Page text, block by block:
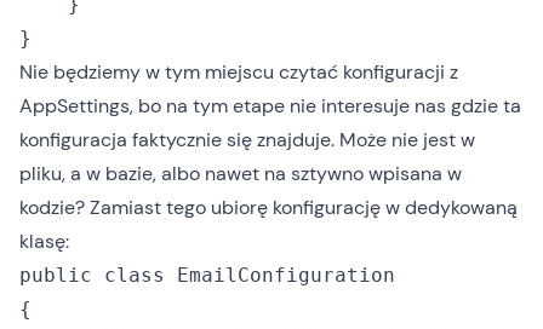
Nie będziemy w tym miejscu czytać konfiguracji z
AppSettings, bo na tym etape nie interesuje nas gdzie ta
konfiguracja faktycznie się znajduje. Może nie jest w
pliku, a w bazie, albo nawet na sztywno wpisana w
kodzie? Zamiast tego ubiorę konfigurację w dedykowaną
klasę:
public class EmailConfiguration
{